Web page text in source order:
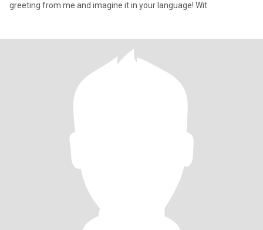
greeting from me and imagine it in your language! Wit